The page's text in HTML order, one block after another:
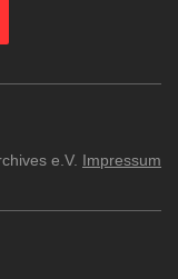
e.V. Impressum